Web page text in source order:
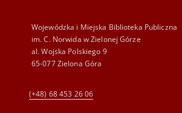
Wojewódzka i Miejska Biblioteka Publiczna
im. C. Norwida w Zielonej Górze
al. Wojska Polskiego 9
65-077 Zielona Góra
(+48) 68 453 26 06